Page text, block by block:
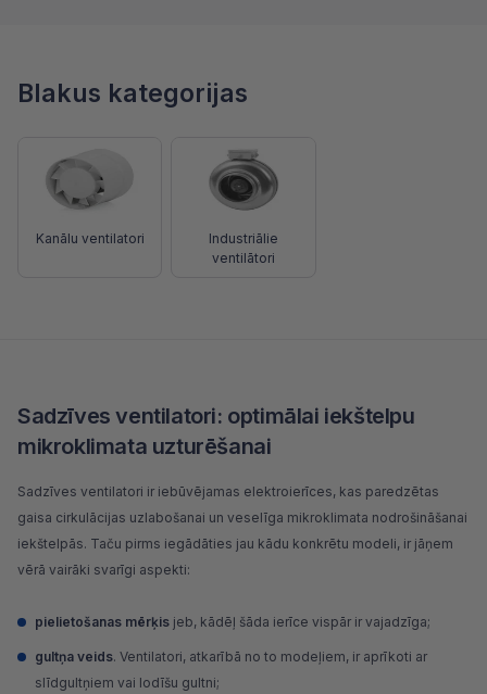
Blakus kategorijas
Kanālu ventilatori
Industriālie
ventilātori
Sadzīves ventilatori: optimālai iekštelpu
mikroklimata uzturēšanai
Sadzīves ventilatori ir iebūvējamas elektroierīces, kas paredzētas
gaisa cirkulācijas uzlabošanai un veselīga mikroklimata nodrošināšanai
iekštelpās. Taču pirms iegādāties jau kādu konkrētu modeli, ir jāņem
vērā vairāki svarīgi aspekti:
pielietošanas mērķis jeb, kādēļ šāda ierīce vispār ir vajadzīga;
gultņa veids. Ventilatori, atkarībā no to modeļiem, ir aprīkoti ar
slīdgultņiem vai lodīšu gultni;